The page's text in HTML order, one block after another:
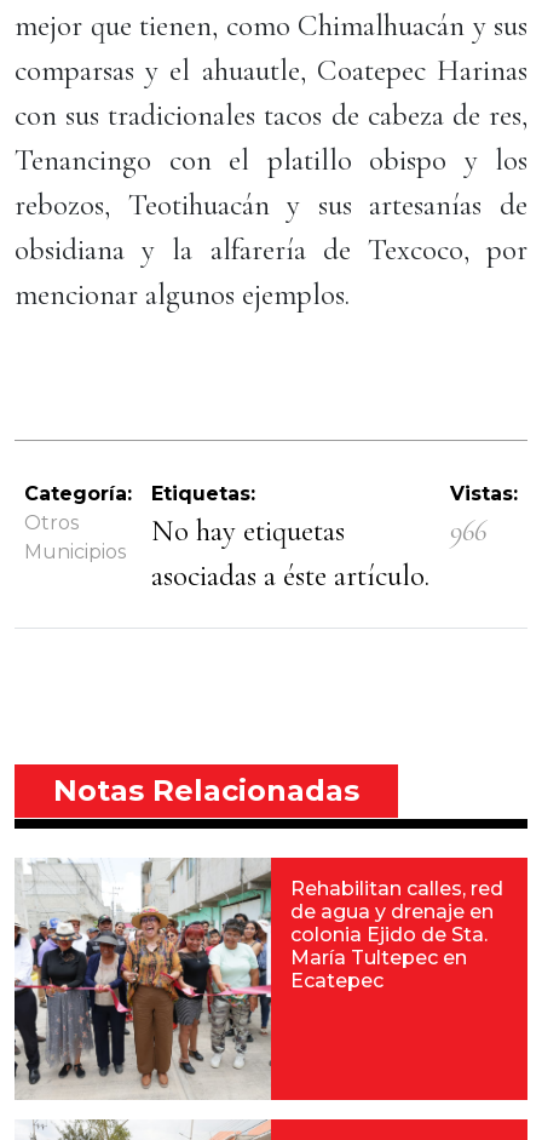
mejor que tienen, como Chimalhuacán y sus
comparsas y el ahuautle, Coatepec Harinas
con sus tradicionales tacos de cabeza de res,
Tenancingo con el platillo obispo y los
rebozos, Teotihuacán y sus artesanías de
obsidiana y la alfarería de Texcoco, por
mencionar algunos ejemplos.
Categoría:
Otros
Municipios
Etiquetas:
No hay etiquetas
asociadas a éste artículo.
Vistas:
966
Notas Relacionadas
Rehabilitan calles, red
de agua y drenaje en
colonia Ejido de Sta.
María Tultepec en
Ecatepec